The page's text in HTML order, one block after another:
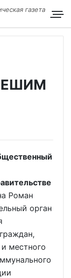
газета
Роман
орган
местного